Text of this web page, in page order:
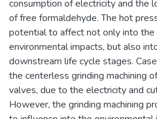
consumption of electricity and the
of free formaldehyde. The hot
potential to affect not only into the
environmental impacts, but also
downstream life cycle stages.
the centerless grinding machining
valves, due to the electricity and
However, the grinding machining